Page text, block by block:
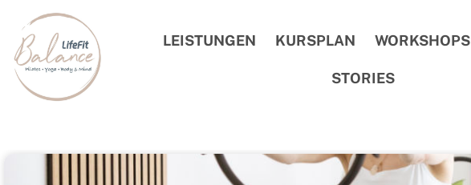
LEISTUNGEN KURSPLAN WORKSHOPS
STORIES